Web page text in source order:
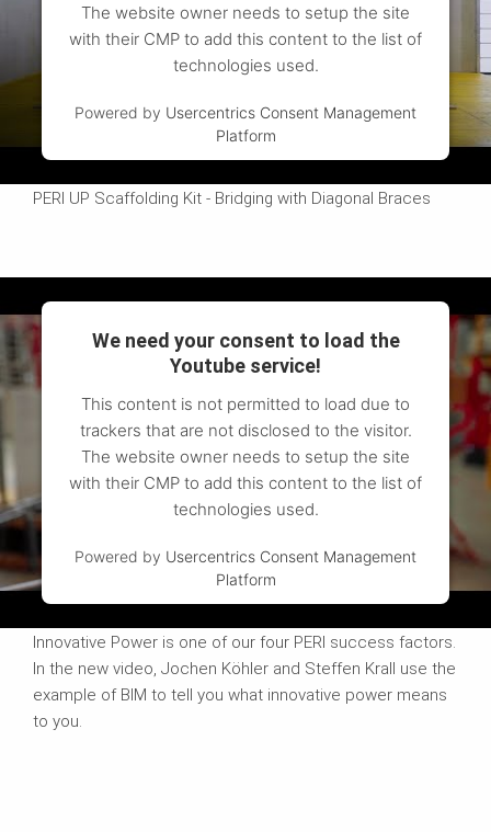
The website owner needs to setup the site
with their CMP to add this content to the list of
technologies used.
Powered by Usercentrics Consent Management
Platform
APPLICATION | PERI UP Scaffolding Kit
PERI UP Scaffolding Kit - Bridging with Diagonal Braces
We need your consent to load the
Youtube service!
This content is not permitted to load due to
trackers that are not disclosed to the visitor.
The website owner needs to setup the site
with their CMP to add this content to the list of
technologies used.
Powered by Usercentrics Consent Management
Platform
PERI BIM
Innovative Power is one of our four PERI success factors.
In the new video, Jochen Köhler and Steffen Krall use the
example of BIM to tell you what innovative power means
to you.